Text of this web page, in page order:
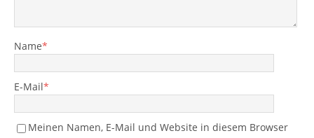
Name*
E-Mail*
Meinen Namen, E-Mail und Website in diesem Browser